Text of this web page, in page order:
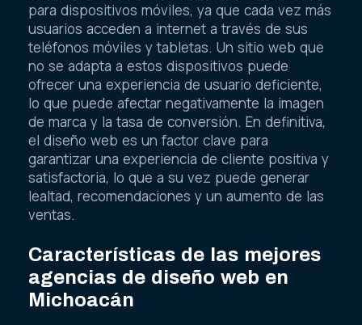
para dispositivos móviles, ya que cada vez más
usuarios acceden a internet a través de sus
teléfonos móviles y tabletas. Un sitio web que
no se adapta a estos dispositivos puede
ofrecer una experiencia de usuario deficiente,
lo que puede afectar negativamente la imagen
de marca y la tasa de conversión. En definitiva,
el diseño web es un factor clave para
garantizar una experiencia de cliente positiva y
satisfactoria, lo que a su vez puede generar
lealtad, recomendaciones y un aumento de las
ventas.
Características de las mejores
agencias de diseño web en
Michoacán